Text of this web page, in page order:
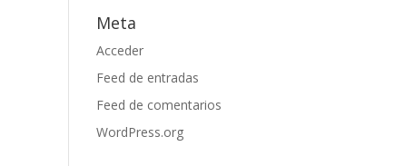
Meta
Acceder
Feed de entradas
Feed de comentarios
WordPress.org